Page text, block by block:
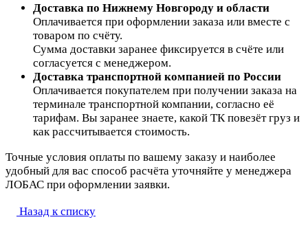
Доставка по Нижнему Новгороду и области
Оплачивается при оформлении заказа или вместе с
товаром по счёту.
Сумма доставки заранее фиксируется в счёте или
согласуется с менеджером.
Доставка транспортной компанией по России
Оплачивается покупателем при получении заказа на
терминале транспортной компании, согласно её
тарифам. Вы заранее знаете, какой ТК повезёт груз и
как рассчитывается стоимость.
Точные условия оплаты по вашему заказу и наиболее
удобный для вас способ расчёта уточняйте у менеджера
ЛОБАС при оформлении заявки.
Назад к списку